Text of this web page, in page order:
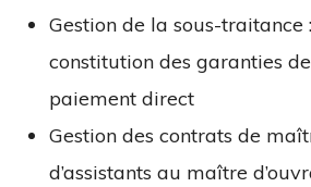
Gestion de la sous-traitance
constitution des garanties
paiement direct
Gestion des contrats de
d’assistants au maître